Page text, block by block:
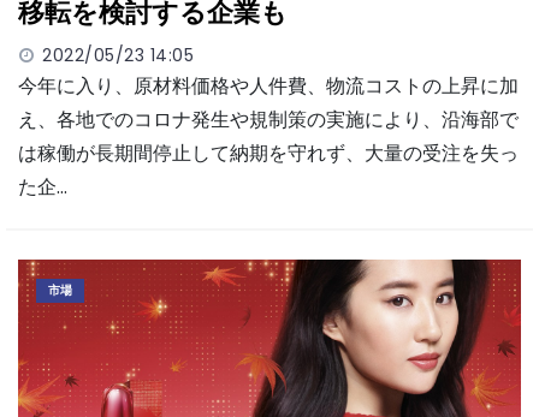
移転を検討する企業も
2022/05/23 14:05
今年に入り、原材料価格や人件費、物流コストの上昇に加
え、各地でのコロナ発生や規制策の実施により、沿海部で
は稼働が長期間停止して納期を守れず、大量の受注を失っ
た企…
市場